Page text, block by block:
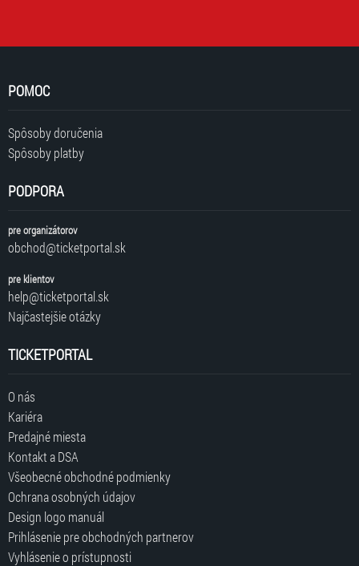
POMOC
Spôsoby doručenia
Spôsoby platby
PODPORA
pre organizátorov
obchod@ticketportal.sk
pre klientov
help@ticketportal.sk
Najčastejšie otázky
TICKETPORTAL
O nás
Kariéra
Predajné miesta
Kontakt a DSA
Všeobecné obchodné podmienky
Ochrana osobných údajov
Design logo manuál
Prihlásenie pre obchodných partnerov
Vyhlásenie o prístupnosti